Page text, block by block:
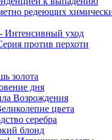
редеющих
Интенсивный уход
против перхоти
золота
дня
Возрождения
цвета
серебра
блонд